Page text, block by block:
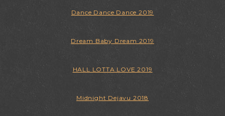
Dance Dance Dance 2019
Dream Baby Dream 2019
HALL LOTTA LOVE 2019
Midnight Dejavu 2018